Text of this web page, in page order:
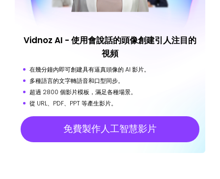
Vidnoz AI - 使用會說話的頭像創建引人注目的
視頻
在幾分鐘內即可創建具有逼真頭像的 AI 影片。
多種語言的文字轉語音和口型同步。
超過 2800 個影片模板，滿足各種場景。
從 URL、PDF、PPT 等產生影片。
免費製作人工智慧影片